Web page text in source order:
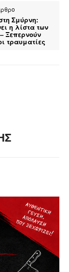
Σμύρνη:
η λίστα των
Ξεπερνούν
τραυματίες